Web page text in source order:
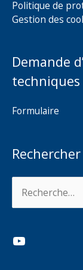
Politique de
Gestion des
Demande
techniques
Formulaire
Rechercher
YouTube